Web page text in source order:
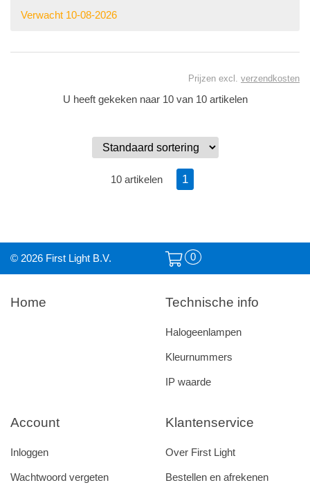
Verwacht 10-08-2026
Prijzen excl. verzendkosten
U heeft gekeken naar 10 van 10 artikelen
10 artikelen 1
© 2026 First Light B.V. 0
Home
Klantenservice
Over First Light
Bestellen en afrekenen
Account
Inloggen
Wachtwoord vergeten
Technische info
Halogeenlampen
Kleurnummers
IP waarde